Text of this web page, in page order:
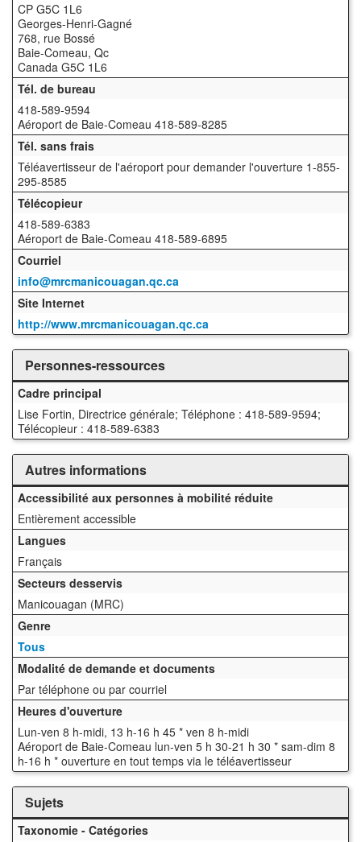
CP G5C 1L6
Georges-Henri-Gagné
768, rue Bossé
Baie-Comeau, Qc
Canada G5C 1L6
Tél. de bureau
418-589-9594
Aéroport de Baie-Comeau 418-589-8285
Tél. sans frais
Téléavertisseur de l'aéroport pour demander l'ouverture 1-855-
295-8585
Télécopieur
418-589-6383
Aéroport de Baie-Comeau 418-589-6895
Courriel
info@mrcmanicouagan.qc.ca
Site Internet
http://www.mrcmanicouagan.qc.ca
Personnes-ressources
Cadre principal
Lise Fortin, Directrice générale; Téléphone : 418-589-9594;
Télécopieur : 418-589-6383
Autres informations
Accessibilité aux personnes à mobilité réduite
Entièrement accessible
Langues
Français
Secteurs desservis
Manicouagan (MRC)
Genre
Tous
Modalité de demande et documents
Par téléphone ou par courriel
Heures d'ouverture
Lun-ven 8 h-midi, 13 h-16 h 45 * ven 8 h-midi
Aéroport de Baie-Comeau lun-ven 5 h 30-21 h 30 * sam-dim 8
h-16 h * ouverture en tout temps via le téléavertisseur
Sujets
Taxonomie - Catégories